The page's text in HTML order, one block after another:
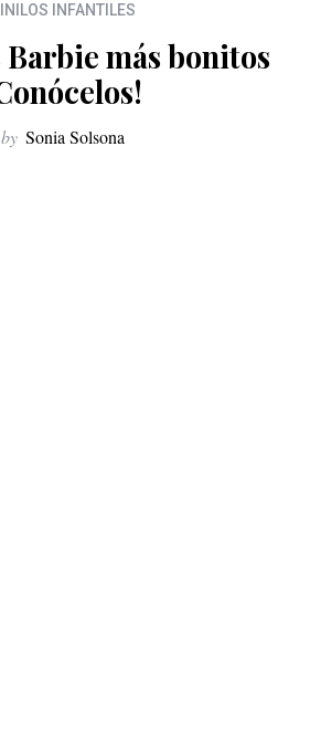
INFANTILES
más bonitos
by Sonia Solsona